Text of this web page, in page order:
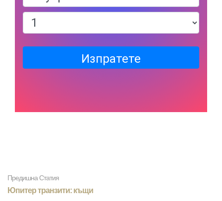
Изпратете
Предишна Статия
Юпитер транзити: къщи